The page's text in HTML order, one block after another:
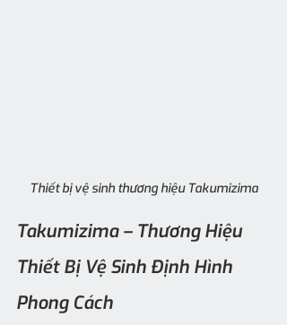
Thiết bị vệ sinh thương hiệu Takumizima
Takumizima – Thương Hiệu
Thiết Bị Vệ Sinh Định Hình
Phong Cách